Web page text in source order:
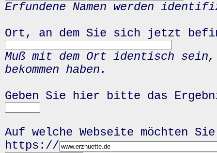
Erfundene Namen werden
Ort, an dem Sie sich jetzt
Muß mit dem Ort identisch
bekommen haben.
Geben Sie hier bitte das
Auf welche Webseite möchten
https://